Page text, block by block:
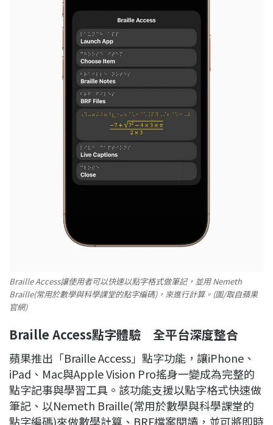
Braille Access讓使用者可以快速以點字格式做筆記，並用 Nemeth
Braille(常用於數學與科學課堂的點字編碼)，來進行計算。(圖/取自蘋果
官網)
Braille Access點字體驗 全平台深度整合
蘋果推出「Braille Access」點字功能，讓iPhone、
iPad、Mac與Apple Vision Pro搖身一變成為完整的
點字記事與學習工具。該功能支援以點字格式快速做
筆記、以Nemeth Braille(常用於數學與科學課堂的
點字編碼)來做數學計算、BRF檔案閱讀，並可將即時